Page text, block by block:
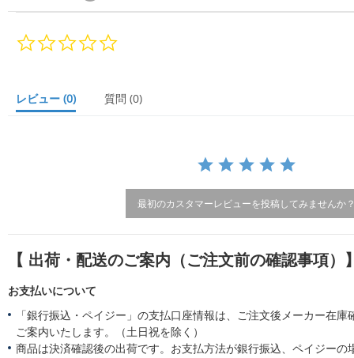
a
r
レビュー (0) 質問 (0)
最初のカスタマーレビューを投稿してみませんか
【 出荷・配送のご案内（ご注文前の確認事項）
お支払いについて
「銀行振込・ペイジー」の支払口座情報は、ご注文後メーカー在
ご案内いたします。（土日祝を除く）
商品は決済確認後の出荷です。お支払方法が銀行振込、ペイジーの